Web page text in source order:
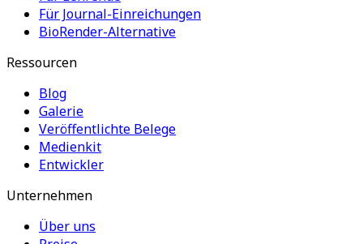
Für Journal-Einreichungen
BioRender-Alternative
Ressourcen
Blog
Galerie
Veröffentlichte Belege
Medienkit
Entwickler
Unternehmen
Über uns